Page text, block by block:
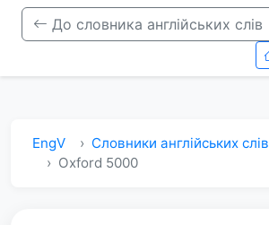
До словника англійських слів
EngV
Словники англійських слів
Oxford 5000